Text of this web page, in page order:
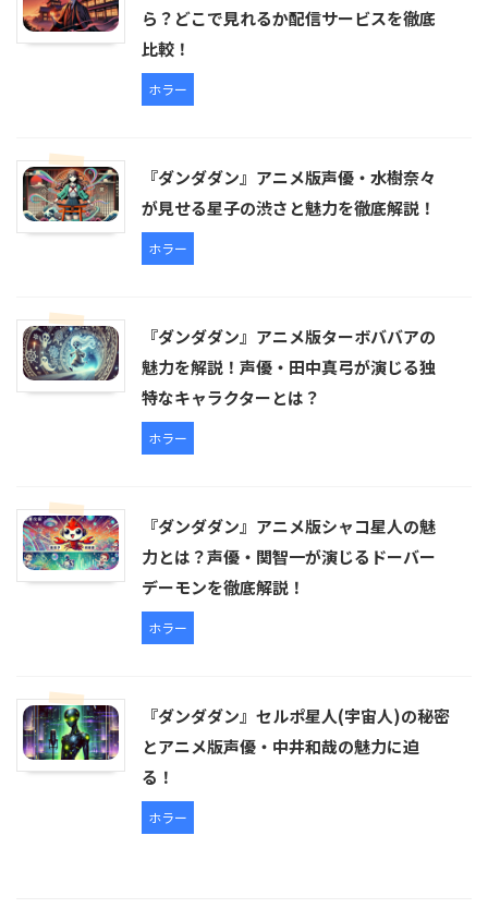
ら？どこで見れるか配信サービスを徹底
比較！
ホラー
『ダンダダン』アニメ版声優・水樹奈々
が見せる星子の渋さと魅力を徹底解説！
ホラー
『ダンダダン』アニメ版ターボババアの
魅力を解説！声優・田中真弓が演じる独
特なキャラクターとは？
ホラー
『ダンダダン』アニメ版シャコ星人の魅
力とは？声優・関智一が演じるドーバー
デーモンを徹底解説！
ホラー
『ダンダダン』セルポ星人(宇宙人)の秘密
とアニメ版声優・中井和哉の魅力に迫
る！
ホラー